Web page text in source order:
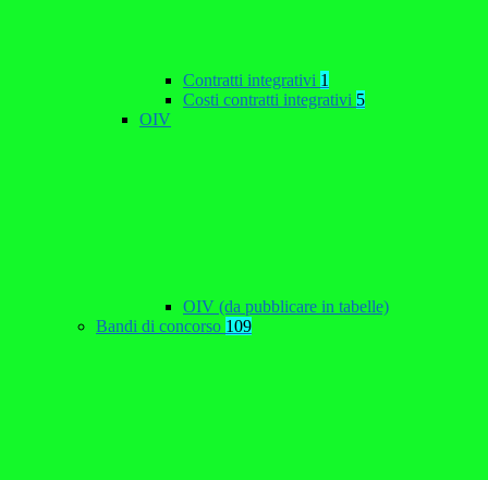
Contratti integrativi 1
Costi contratti integrativi 5
OIV
OIV (da pubblicare in tabelle)
Bandi di concorso 109